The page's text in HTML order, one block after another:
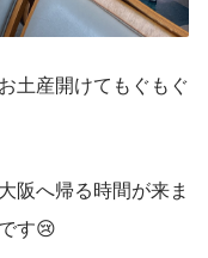
土産開けてもぐもぐ
阪へ帰る時間が来ま
す😢